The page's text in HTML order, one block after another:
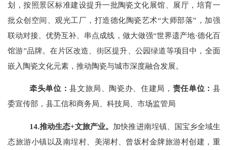
划，按照景区标准建设提升一批陶瓷文化展馆、展厅，培育一
批众创空间、观光工厂， 打造德化陶瓷艺术“大师部落”， 加强
联动对接、优势互补、串点成线， 做大做强“世界遗产地·德化百
馆游”品牌。在片区改造、街区提升、公园绿道等项目中，全面
嵌入陶瓷文化元素，推动陶瓷与城市深度融合发展。
牵头单位 ：县文旅局、陶瓷办、住建局 ， 责任单位： 县
委宣传部，县工信和商务局、科技局、市场监管局
14.推动生态+文旅产业。 加快推进南埕镇、国宝乡全域生
态旅游小镇以及南埕村、美湖村、曾坂村金牌旅游村创建，重